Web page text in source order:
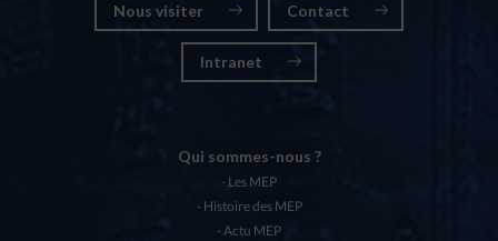
Nous visiter Contact
Intranet
Qui sommes-nous ?
Les MEP
Histoire des MEP
Actu MEP